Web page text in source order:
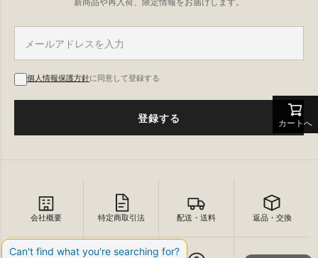
カートへ
個人情報保護方針に同意して登録する
登録する
会社概要 特定商取引法 配送・送料 返品・交換